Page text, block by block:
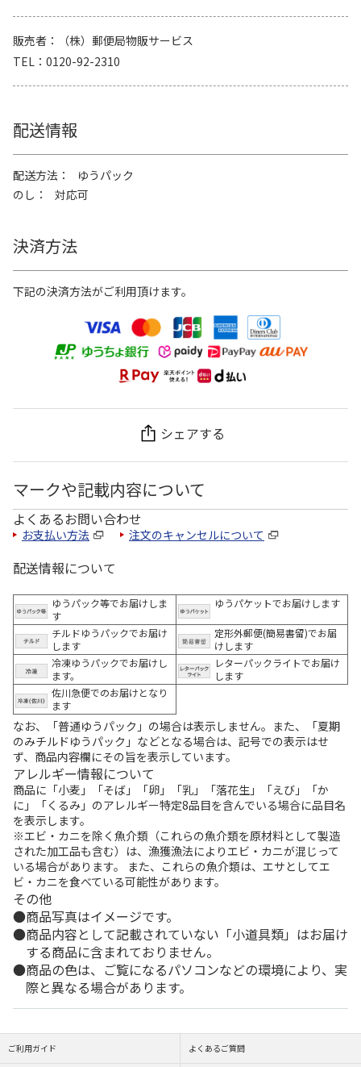
販売者
（株）郵便局物販サービス
TEL
0120-92-2310
配送情報
配送方法
ゆうパック
のし
対応可
決済方法
下記の決済方法がご利用頂けます。
シェアする
マークや記載内容について
よくあるお問い合わせ
お支払い方法 注文のキャンセルについて
配送情報について
ゆうパック等でお届けしま
す
ゆうパケットでお届けします
チルドゆうパックでお届け
します
定形外郵便(簡易書留)でお届
けします
冷凍ゆうパックでお届けし
ます。
レターパックライトでお届け
します
佐川急便でのお届けとなり
ます
なお、「普通ゆうパック」の場合は表示しません。また、「夏期
のみチルドゆうパック」などとなる場合は、記号での表示はせ
ず、商品内容欄にその旨を表示しています。
アレルギー情報について
商品に「小麦」「そば」「卵」「乳」「落花生」「えび」「か
に」「くるみ」のアレルギー特定8品目を含んでいる場合に品目名
を表示します。
※エビ・カニを除く魚介類（これらの魚介類を原材料として製造
された加工品も含む）は、漁獲漁法によりエビ・カニが混じって
いる場合があります。 また、これらの魚介類は、エサとしてエ
ビ・カニを食べている可能性があります。
その他
商品写真はイメージです。
商品内容として記載されていない「小道具類」はお届け
する商品に含まれておりません。
商品の色は、ご覧になるパソコンなどの環境により、実
際と異なる場合があります。
ご利用ガイド よくあるご質問